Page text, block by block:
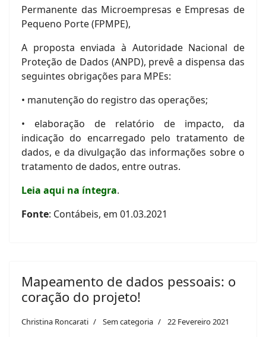
Permanente das Microempresas e Empresas de
Pequeno Porte (FPMPE),
A proposta enviada à Autoridade Nacional de
Proteção de Dados (ANPD), prevê a dispensa das
seguintes obrigações para MPEs:
• manutenção do registro das operações;
• elaboração de relatório de impacto, da
indicação do encarregado pelo tratamento de
dados, e da divulgação das informações sobre o
tratamento de dados, entre outras.
Leia aqui na íntegra.
Fonte: Contábeis, em 01.03.2021
Mapeamento de dados pessoais: o
coração do projeto!
Christina Roncarati Sem categoria 22 Fevereiro 2021